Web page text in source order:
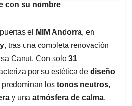
con su nombre
el MiM Andorra, en
, tras una completa renovación
Canut. Con solo 31
por su estética de diseño
predominan los tonos neutros,
y una atmósfera de calma.